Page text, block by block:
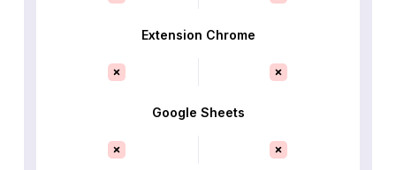
Extension Chrome
Google Sheets